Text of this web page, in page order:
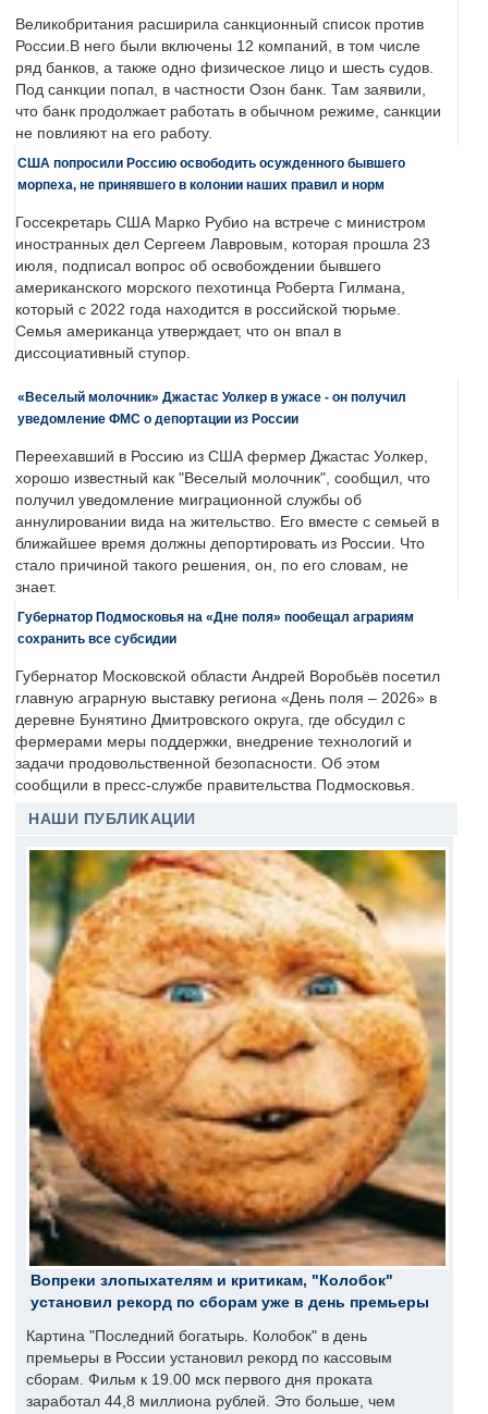
Великобритания расширила санкционный список против
России.В него были включены 12 компаний, в том числе
ряд банков, а также одно физическое лицо и шесть судов.
Под санкции попал, в частности Озон банк. Там заявили,
что банк продолжает работать в обычном режиме, санкции
не повлияют на его работу.
США попросили Россию освободить осужденного бывшего
морпеха, не принявшего в колонии наших правил и норм
Госсекретарь США Марко Рубио на встрече с министром
иностранных дел Сергеем Лавровым, которая прошла 23
июля, подписал вопрос об освобождении бывшего
американского морского пехотинца Роберта Гилмана,
который с 2022 года находится в российской тюрьме.
Семья американца утверждает, что он впал в
диссоциативный ступор.
«Веселый молочник» Джастас Уолкер в ужасе - он получил
уведомление ФМС о депортации из России
Переехавший в Россию из США фермер Джастас Уолкер,
хорошо известный как "Веселый молочник", сообщил, что
получил уведомление миграционной службы об
аннулировании вида на жительство. Его вместе с семьей в
ближайшее время должны депортировать из России. Что
стало причиной такого решения, он, по его словам, не
знает.
Губернатор Подмосковья на «Дне поля» пообещал аграриям
сохранить все субсидии
Губернатор Московской области Андрей Воробьёв посетил
главную аграрную выставку региона «День поля – 2026» в
деревне Бунятино Дмитровского округа, где обсудил с
фермерами меры поддержки, внедрение технологий и
задачи продовольственной безопасности. Об этом
сообщили в пресс-службе правительства Подмосковья.
НАШИ ПУБЛИКАЦИИ
Вопреки злопыхателям и критикам, "Колобок"
установил рекорд по сборам уже в день премьеры
Картина "Последний богатырь. Колобок" в день
премьеры в России установил рекорд по кассовым
сборам. Фильм к 19.00 мск первого дня проката
заработал 44,8 миллиона рублей. Это больше, чем